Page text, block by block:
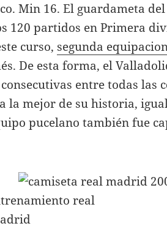
Min 16. El guardameta
120 partidos en Primera
curso, segunda
De esta forma, el
entre todas las
la mejor de su historia,
pucelano también fue